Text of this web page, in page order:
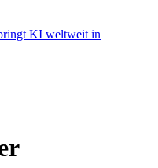
KI weltweit in